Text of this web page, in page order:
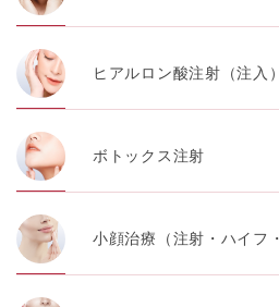
ヒアルロン酸注射（注入）
ボトックス注射
小顔治療（注射・ハイフ